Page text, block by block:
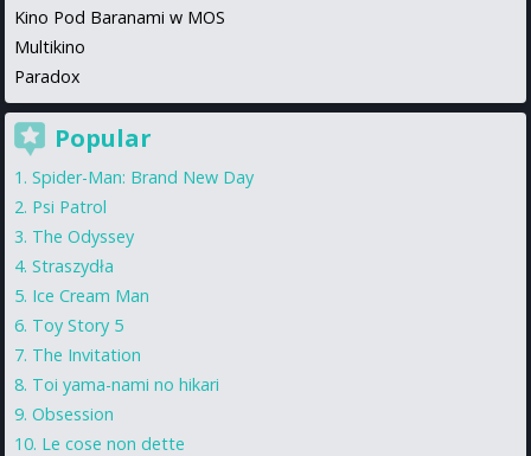
Kino Pod Baranami w MOS
Multikino
Paradox
Popular
Spider-Man: Brand New Day
Psi Patrol
The Odyssey
Straszydła
Ice Cream Man
Toy Story 5
The Invitation
Toi yama-nami no hikari
Obsession
Le cose non dette